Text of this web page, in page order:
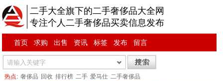
二手大全旗下的二手奢侈品大全网
专注个人二手奢侈品买卖信息发布
首页 求购 出售 资讯 标签 发布 留言
热点: 奢侈品 回收 排行榜 二手 爱马仕 二手奢侈品